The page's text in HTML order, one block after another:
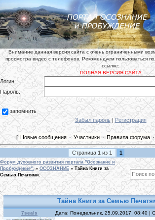
Внимание данная версия сайта с очень ограниченными
просмотра видео с телефонов. Рекомендуем пользоваться
ссылке:
ПОЛНАЯ ВЕРСИЯ САЙТА
Логин:
Пароль:
запомнить
Забыл пароль| Регистрация
[ Новые сообщения · Участники · Правила форума ·
Страница 1 из 1 1
Форум духовного развития портала "Осознание и
Пробуждение". » ОСОЗНАНИЕ » Тайна Книги за
Семью Печатями.
Тайна Книги за Семью
7seals Дата: Понедельник, 25.09.2017, 08:40 |